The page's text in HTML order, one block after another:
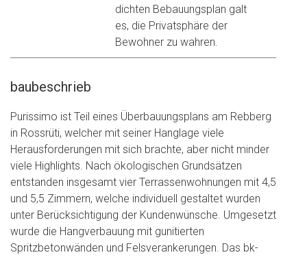
dichten Bebauungsplan galt
es, die Privatsphäre der
Bewohner zu wahren.
baubeschrieb
Purissimo ist Teil eines Überbauungsplans am Rebberg
in Rossrüti, welcher mit seiner Hanglage viele
Herausforderungen mit sich brachte, aber nicht minder
viele Highlights. Nach ökologischen Grundsätzen
entstanden insgesamt vier Terrassenwohnungen mit 4,5
und 5,5 Zimmern, welche individuell gestaltet wurden
unter Berücksichtigung der Kundenwünsche. Umgesetzt
wurde die Hangverbauung mit gunitierten
Spritzbetonwänden und Felsverankerungen. Das bk-